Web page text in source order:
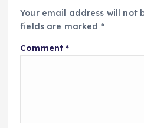
Your email address will not
fields are marked *
Comment*